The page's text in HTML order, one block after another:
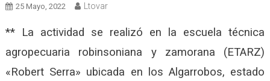
25 Mayo, 2022 Ltovar
** La actividad se realizó en la escuela técnica
agropecuaria robinsoniana y zamorana (ETARZ)
«Robert Serra» ubicada en los Algarrobos, estado